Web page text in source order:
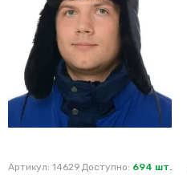
Артикул: 14629 Доступно: 694 шт.